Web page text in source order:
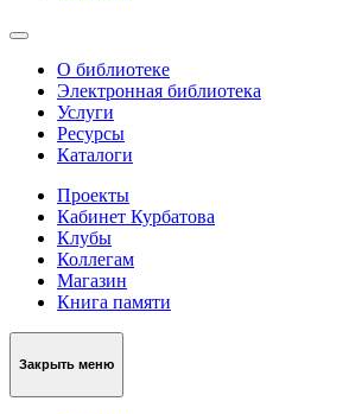
О библиотеке
Электронная библиотека
Услуги
Ресурсы
Каталоги
Проекты
Кабинет Курбатова
Клубы
Коллегам
Магазин
Книга памяти
Закрыть меню